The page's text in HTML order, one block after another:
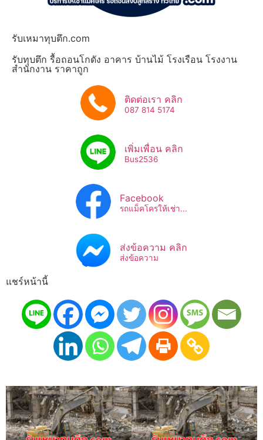
รับเหมาทุบตึก.com
รับทุบตึก รื้อถอนโกดัง อาคาร บ้านไม้ โรงเรือน โรงงาน
สำนักงาน ราคาถูก
ติดต่อเรา คลิก
087 814 5174
เพิ่มเพื่อน คลิก
Bus2536​
Facebook
รถแม็คโครให้เช่า...
ส่งข้อความ คลิก
ส่งข้อความ
แชร์หน้านี้